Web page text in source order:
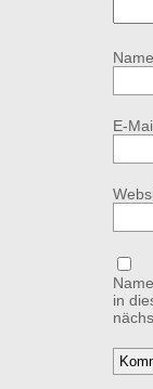
Name
E-
in